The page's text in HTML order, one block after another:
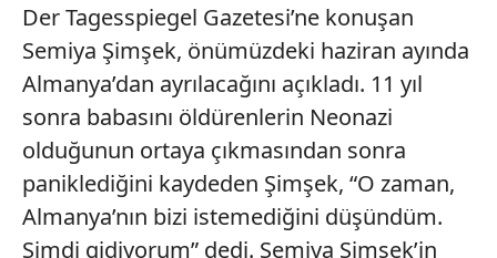
Der Tagesspiegel Gazetesi’ne konuşan
Semiya Şimşek, önümüzdeki haziran ayında
Almanya’dan ayrılacağını açıkladı. 11 yıl
sonra babasını öldürenlerin Neonazi
olduğunun ortaya çıkmasından sonra
paniklediğini kaydeden Şimşek, “O zaman,
Almanya’nın bizi istemediğini düşündüm.
Şimdi gidiyorum” dedi. Semiya Şimşek’in